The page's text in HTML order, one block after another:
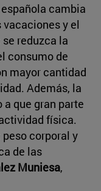
cambia
vacaciones y el
reduzca la
consumo de
mayor cantidad
Además, la
que gran parte
física.
corporal y
de las
Muniesa,